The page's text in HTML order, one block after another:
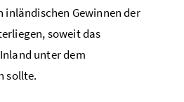
Gewinnen der
soweit das
unter dem
sollte.